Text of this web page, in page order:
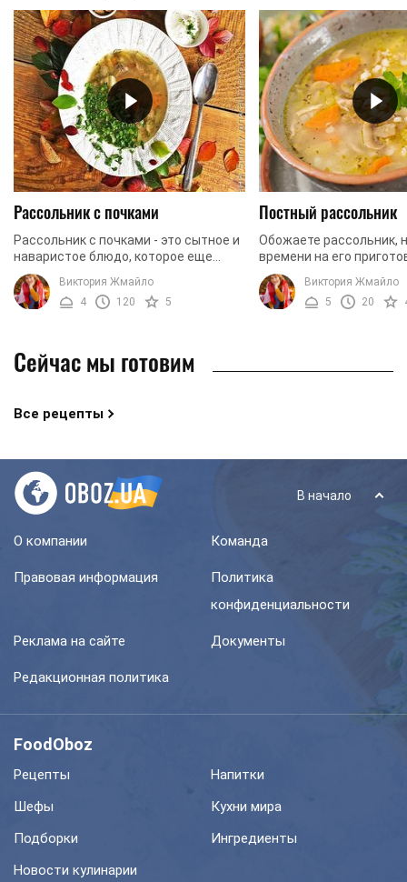
Рассольник с почками
Рассольник с почками - это сытное и
наваристое блюдо, которое еще
готовили наши мамы и бабушки.
Приготовить такой суп не сложно, но
важно запастись ...
Виктория Жмайло
4
120 5
Постный рассольник
Обожаете рассольник,
времени на его
Придерживаетесь
расширить список
Тогда приготовьте
Виктория Жмайло
5
20
Сейчас мы готовим
Все рецепты
В начало
О компании Команда
Правовая информация
Политика
конфиденциальности
Реклама на сайте Документы
Редакционная политика
FoodOboz
Рецепты
Напитки
Шефы
Кухни мира
Подборки
Ингредиенты
Новости кулинарии